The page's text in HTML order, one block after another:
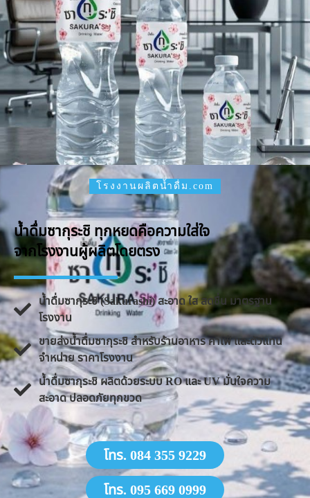
โรงงานผลิตน้ำดื่ม.com
น้ำดื่มซากุระชิ ทุกหยดคือความใส่ใจ
จากโรงงานผู้ผลิตโดยตรง
น้ำดื่มซากุระชิ (Sakurashi) สะอาด ใส สดชื่น มาตรฐาน
โรงงาน
ขายส่งน้ำดื่มซากุระชิ สำหรับร้านอาหาร คาเฟ่ และตัวแทน
จำหน่าย ราคาโรงงาน
น้ำดื่มซากุระชิ ผลิตด้วยระบบ RO และ UV มั่นใจความ
สะอาด ปลอดภัยทุกขวด
โทร. 084 355 9229
โทร. 095 669 0999